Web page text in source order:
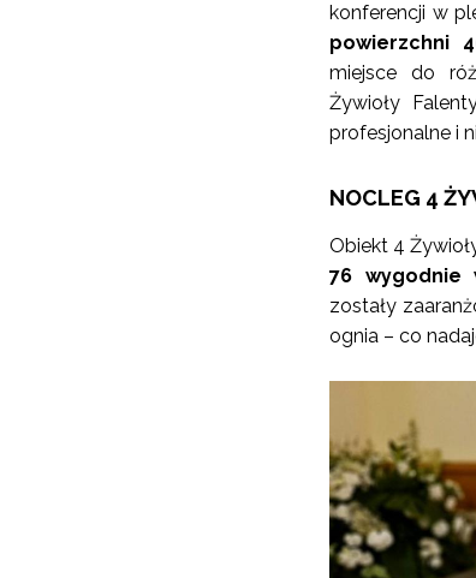
konferencji w
powierzchni
miejsce do
Żywioły
profesjonalne i
NOCLEG 4
Obiekt 4
76 wygodnie
zostały
ognia – co